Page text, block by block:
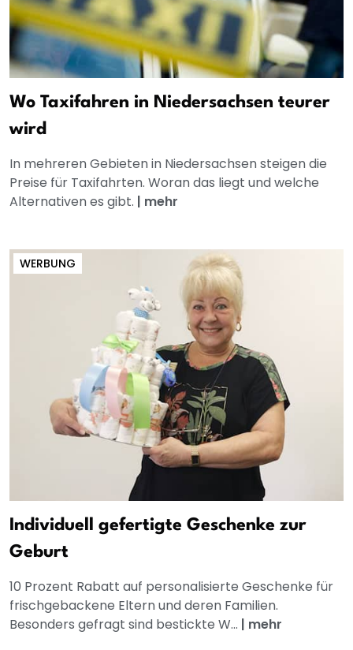
Wo Taxifahren in Niedersachsen teurer
wird
In mehreren Gebieten in Niedersachsen steigen die
Preise für Taxifahrten. Woran das liegt und welche
Alternativen es gibt. | mehr
WERBUNG
Individuell gefertigte Geschenke zur
Geburt
10 Prozent Rabatt auf personalisierte Geschenke für
frischgebackene Eltern und deren Familien.
Besonders gefragt sind bestickte W... | mehr